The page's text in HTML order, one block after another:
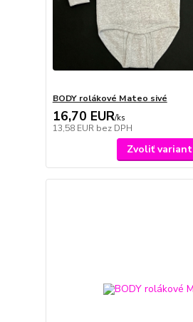
BODY rolákové Mateo sivé
16,70 EUR/ks
13,58 EUR bez DPH
Zvoliť variant